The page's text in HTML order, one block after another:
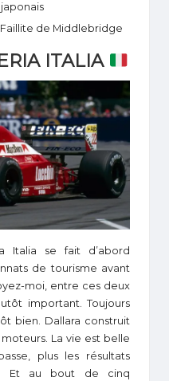
de Middlebridge
ITALIA
Italia se fait d’abord
de tourisme avant
moi, entre ces deux
important. Toujours
bien. Dallara construit
moteurs. La vie est belle
plus les résultats
Et au bout de cinq